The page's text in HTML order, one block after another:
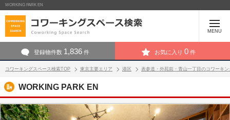
WORKING PARK EN
MENU
登録物件数 1,836 件 お気に入り 0 件
コワーキングスペース検索TOP 東京主要エリア 港区 表参道・外苑前・青山一丁目のコワーキ
WORKING PARK EN